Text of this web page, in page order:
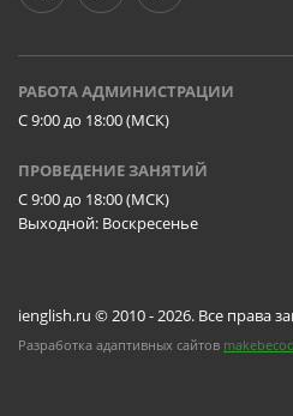
РАБОТА АДМИНИСТРАЦИИ
C 9:00 до 18:00 (МСК)
ПРОВЕДЕНИЕ ЗАНЯТИЙ
C 9:00 до 18:00 (МСК)
Выходной: Воскресенье
ienglish.ru © 2010 - 2026. Все права
Разработка адаптивных сайтов